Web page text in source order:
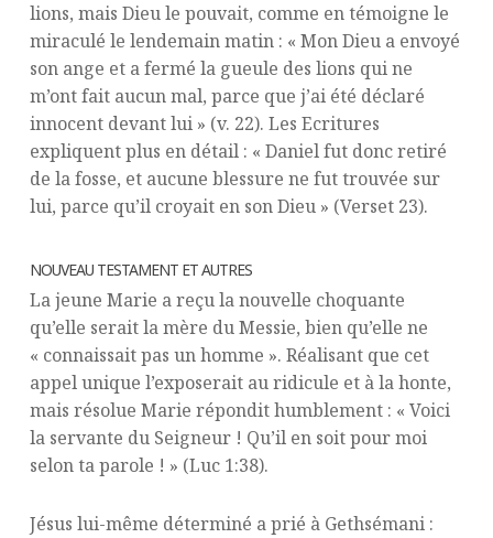
lions, mais Dieu le pouvait, comme en témoigne le
miraculé le lendemain matin : « Mon Dieu a envoyé
son ange et a fermé la gueule des lions qui ne
m’ont fait aucun mal, parce que j’ai été déclaré
innocent devant lui » (v. 22). Les Ecritures
expliquent plus en détail : « Daniel fut donc retiré
de la fosse, et aucune blessure ne fut trouvée sur
lui, parce qu’il croyait en son Dieu » (Verset 23).
NOUVEAU TESTAMENT ET AUTRES
La jeune Marie a reçu la nouvelle choquante
qu’elle serait la mère du Messie, bien qu’elle ne
« connaissait pas un homme ». Réalisant que cet
appel unique l’exposerait au ridicule et à la honte,
mais résolue Marie répondit humblement : « Voici
la servante du Seigneur ! Qu’il en soit pour moi
selon ta parole ! » (Luc 1:38).
Jésus lui-même déterminé a prié à Gethsémani :